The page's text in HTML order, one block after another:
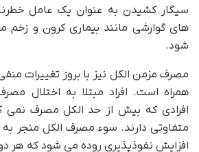
سیگار کشیدن به عنوان یک عامل
های گوارشی مانند بیماری کرون و زخم
شود.
مصرف مزمن الکل نیز با بروز تغییرات
همراه است. افراد مبتلا به اختلال
افرادی که بیش از حد الکل مصرف نمی
متفاوتی دارند. سوء مصرف الکل منجر
افزایش نفوذپذیری روده می شود که هر